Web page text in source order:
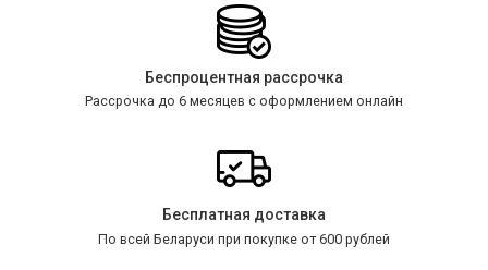
Беспроцентная рассрочка
Рассрочка до 6 месяцев с оформлением онлайн
Бесплатная доставка
По всей Беларуси при покупке от 600 рублей